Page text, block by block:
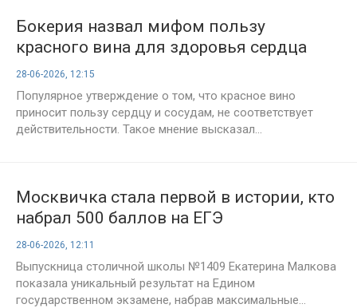
Бокерия назвал мифом пользу
красного вина для здоровья сердца
28-06-2026, 12:15
Популярное утверждение о том, что красное вино
приносит пользу сердцу и сосудам, не соответствует
действительности. Такое мнение высказал...
Москвичка стала первой в истории, кто
набрал 500 баллов на ЕГЭ
28-06-2026, 12:11
Выпускница столичной школы №1409 Екатерина Малкова
показала уникальный результат на Едином
государственном экзамене, набрав максимальные...